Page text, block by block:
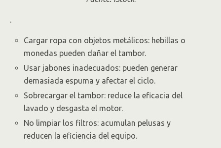
Cargar ropa con objetos metálicos: hebillas o
monedas pueden dañar el tambor.
Usar jabones inadecuados: pueden generar
demasiada espuma y afectar el ciclo.
Sobrecargar el tambor: reduce la eficacia del
lavado y desgasta el motor.
No limpiar los filtros: acumulan pelusas y
reducen la eficiencia del equipo.